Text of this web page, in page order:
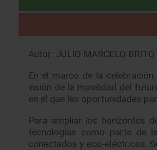
Autor: JULIO MARCELO BRITO
En el marco de la
visión de la movilidad del
en el que las oportunidades
Para ampliar los horizontes
tecnologías como parte de
conectados y eco-eléctricos.